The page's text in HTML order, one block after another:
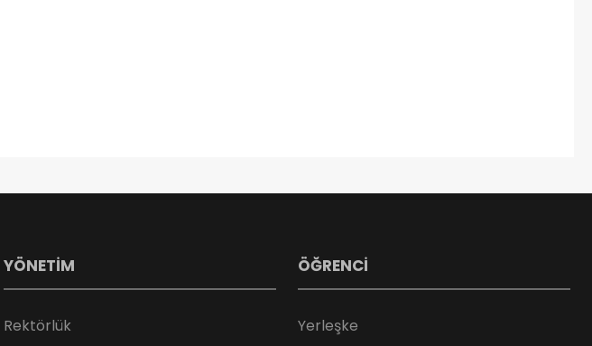
YÖNETİM
Rektörlük
ÖĞRENCİ
Yerleşke